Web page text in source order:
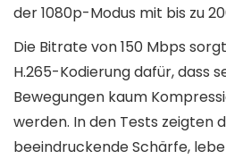
der 1080p-Modus mit bis zu
Die Bitrate von 150 Mbps
H.265-Kodierung dafür, dass
Bewegungen kaum
werden. In den Tests zeigten
beeindruckende Schärfe,